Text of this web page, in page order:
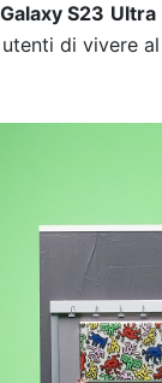
S23 Ultra
di vivere